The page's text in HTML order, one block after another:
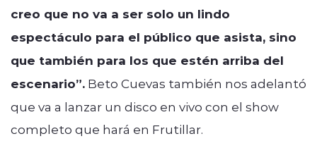
creo que no va a ser solo un lindo
espectáculo para el público que asista, sino
que también para los que estén arriba del
escenario”. Beto Cuevas también nos adelantó
que va a lanzar un disco en vivo con el show
completo que hará en Frutillar.